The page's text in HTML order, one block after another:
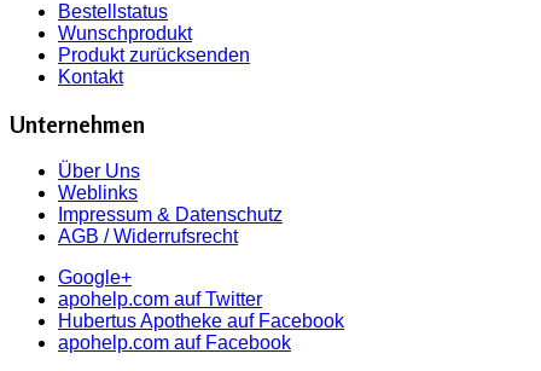
Bestellstatus
Wunschprodukt
Produkt zurücksenden
Kontakt
Unternehmen
Über Uns
Weblinks
Impressum & Datenschutz
AGB / Widerrufsrecht
Google+
apohelp.com auf Twitter
Hubertus Apotheke auf Facebook
apohelp.com auf Facebook